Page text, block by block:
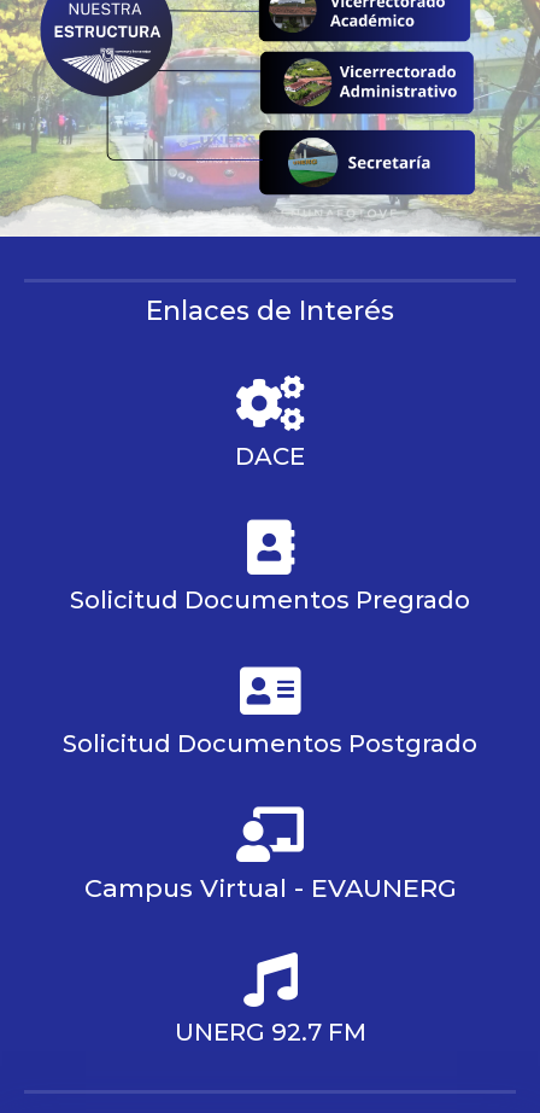
Enlaces de Interés
DACE
Solicitud Documentos Pregrado
Solicitud Documentos Postgrado
Campus Virtual - EVAUNERG
UNERG 92.7 FM